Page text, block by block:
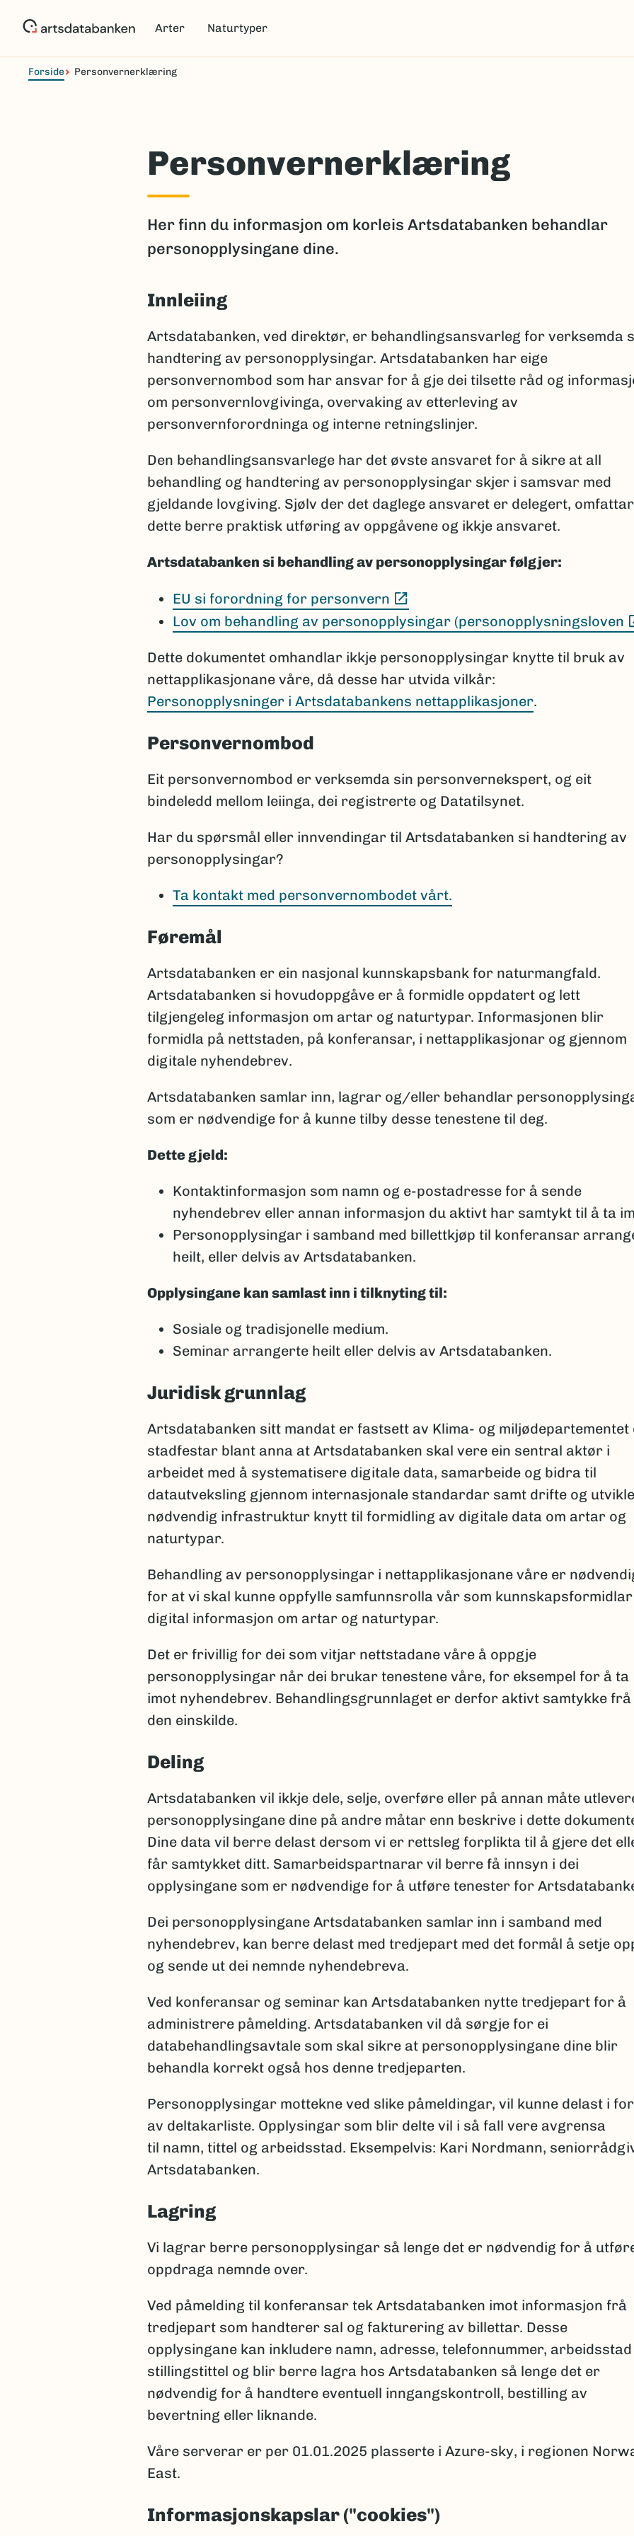
Arter Naturtyper
Forside Personvernerklæring
Personvernerklæring
Her finn du informasjon om korleis Artsdatabanken behandlar
personopplysingane dine.
Innleiing
Artsdatabanken, ved direktør, er behandlingsansvarleg for verksemda
handtering av personopplysingar. Artsdatabanken har eige
personvernombod som har ansvar for å gje dei tilsette råd og
om personvernlovgivinga, overvaking av etterleving av
personvernforordninga og interne retningslinjer.
Den behandlingsansvarlege har det øvste ansvaret for å sikre at all
behandling og handtering av personopplysingar skjer i samsvar med
gjeldande lovgiving. Sjølv der det daglege ansvaret er delegert, omfattar
dette berre praktisk utføring av oppgåvene og ikkje ansvaret.
Artsdatabanken si behandling av personopplysingar følgjer:
EU si forordning for personvern
Lov om behandling av personopplysingar (personopplysningsloven
Dette dokumentet omhandlar ikkje personopplysingar knytte til bruk av
nettapplikasjonane våre, då desse har utvida vilkår:
Personopplysninger i Artsdatabankens nettapplikasjoner.
Personvernombod
Eit personvernombod er verksemda sin personvernekspert, og eit
bindeledd mellom leiinga, dei registrerte og Datatilsynet.
Har du spørsmål eller innvendingar til Artsdatabanken si handtering av
personopplysingar?
Ta kontakt med personvernombodet vårt.
Føremål
Artsdatabanken er ein nasjonal kunnskapsbank for naturmangfald.
Artsdatabanken si hovudoppgåve er å formidle oppdatert og lett
tilgjengeleg informasjon om artar og naturtypar. Informasjonen blir
formidla på nettstaden, på konferansar, i nettapplikasjonar og gjennom
digitale nyhendebrev.
Artsdatabanken samlar inn, lagrar og/eller behandlar
som er nødvendige for å kunne tilby desse tenestene til deg.
Dette gjeld:
Kontaktinformasjon som namn og e-postadresse for å sende
nyhendebrev eller annan informasjon du aktivt har samtykt til å ta
Personopplysingar i samband med billettkjøp til konferansar
heilt, eller delvis av Artsdatabanken.​
Opplysingane kan samlast inn i tilknyting til:
Sosiale og tradisjonelle medium.
Seminar arrangerte heilt eller delvis av Artsdatabanken.
Juridisk grunnlag
Artsdatabanken sitt mandat er fastsett av Klima- og miljødepartementet
stadfestar blant anna at Artsdatabanken skal vere ein sentral aktør i
arbeidet med å systematisere digitale data, samarbeide og bidra til
datautveksling gjennom internasjonale standardar samt drifte og utvikle
nødvendig infrastruktur knytt til formidling av digitale data om artar og
naturtypar.
Behandling av personopplysingar i nettapplikasjonane våre er
for at vi skal kunne oppfylle samfunnsrolla vår som
digital informasjon om artar og naturtypar.
Det er frivillig for dei som vitjar nettstadane våre å oppgje
personopplysingar når dei brukar tenestene våre, for eksempel for å ta
imot nyhendebrev. Behandlingsgrunnlaget er derfor aktivt samtykke frå
den einskilde.
Deling
Artsdatabanken vil ikkje dele, selje, overføre eller på annan måte
personopplysingane dine på andre måtar enn beskrive i dette
Dine data vil berre delast dersom vi er rettsleg forplikta til å gjere det
får samtykket ditt. Samarbeidspartnarar vil berre få innsyn i dei
opplysingane som er nødvendige for å utføre tenester for
Dei personopplysingane Artsdatabanken samlar inn i samband med
nyhendebrev, kan berre delast med tredjepart med det formål å setje
og sende ut dei nemnde nyhendebreva.
Ved konferansar og seminar kan Artsdatabanken nytte tredjepart for å
administrere påmelding. Artsdatabanken vil då sørgje for ei
databehandlingsavtale som skal sikre at personopplysingane dine blir
behandla korrekt også hos denne tredjeparten.
Personopplysingar mottekne ved slike påmeldingar, vil kunne delast i
av deltakarliste. Opplysingar som blir delte vil i så fall vere avgrensa
til namn, tittel og arbeidsstad. Eksempelvis: Kari Nordmann,
Artsdatabanken.
Lagring
Vi lagrar berre personopplysingar så lenge det er nødvendig for å
oppdraga nemnde over.
Ved påmelding til konferansar tek Artsdatabanken imot informasjon frå
tredjepart som handterer sal og fakturering av billettar. Desse
opplysingane kan inkludere namn, adresse, telefonnummer, arbeidsstad
stillingstittel og blir berre lagra hos Artsdatabanken så lenge det er
nødvendig for å handtere eventuell inngangskontroll, bestilling av
bevertning eller liknande.
Våre serverar er per 01.01.2025 plasserte i Azure-sky, i regionen
East.
Informasjonskapslar ("cookies")